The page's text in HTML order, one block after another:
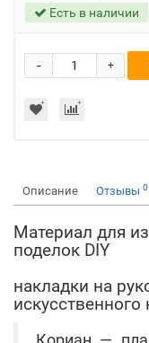
Есть в наличии
+
-
Описание Отзывы 0
Материал для
поделок DIY
накладки на
искусственного